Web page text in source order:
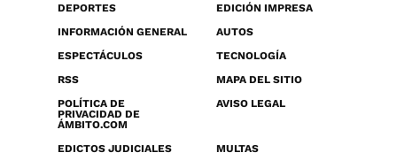
DEPORTES
EDICIÓN IMPRESA
INFORMACIÓN GENERAL
AUTOS
ESPECTÁCULOS
TECNOLOGÍA
RSS
MAPA DEL SITIO
POLÍTICA DE
PRIVACIDAD DE
ÁMBITO.COM
AVISO LEGAL
EDICTOS JUDICIALES
MULTAS